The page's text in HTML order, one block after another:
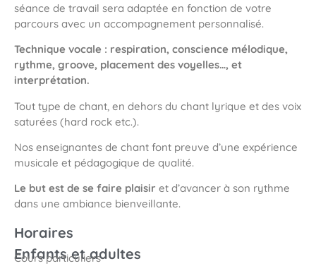
séance de travail sera adaptée en fonction de votre
parcours avec un accompagnement personnalisé.
Technique vocale : respiration, conscience mélodique,
rythme, groove, placement des voyelles…, et
interprétation.
Tout type de chant, en dehors du chant lyrique et des voix
saturées (hard rock etc.).
Nos enseignantes de chant font preuve d’une expérience
musicale et pédagogique de qualité.
Le but est de se faire plaisir et d’avancer à son rythme
dans une ambiance bienveillante.
Horaires
Enfants et adultes
Cours particuliers